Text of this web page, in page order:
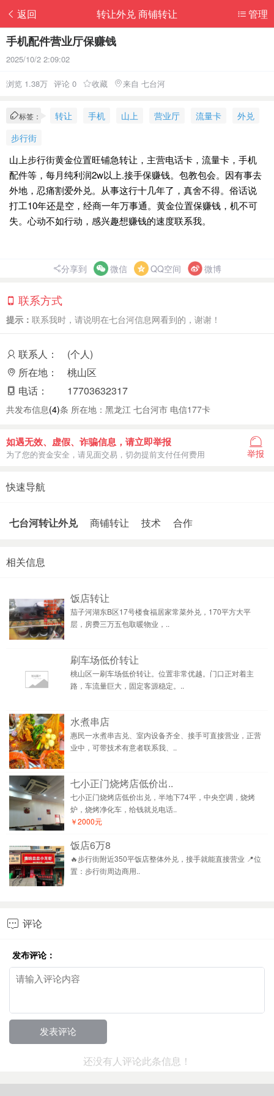
返回 管理
转让外兑 商铺转让
手机配件营业厅保赚钱
2025/10/2 2:09:02
浏览 1.38万 评论 0 收藏 来自 七台河
标签： 转让 手机 山上 营业厅 流量卡
外兑
步行街
山上步行街黄金位置旺铺急转让，主营电话卡，流量卡，手机
配件等，每月纯利润2w以上.接手保赚钱。包教包会。因有事去
外地，忍痛割爱外兑。从事这行十几年了，真舍不得。俗话说
打工10年还是空，经商一年万事通。黄金位置保赚钱，机不可
失。心动不如行动，感兴趣想赚钱的速度联系我。
分享到 微信 QQ空间 微博
联系方式
提示： 联系我时，请说明在七台河信息网看到的，谢谢！
联系人：
(个人)
所在地：
桃山区
电话：
17703632317
共发布信息(4)条 所在地：黑龙江 七台河市 电信177卡
如遇无效、虚假、诈骗信息，请立即举报
为了您的资金安全，请见面交易，切勿提前支付任何费用 举报
快速导航
七台河转让外兑 商铺转让 技术 合作
相关信息
饭店转让
茄子河湖东B区17号楼食福居家常菜外兑，170平方大平
层，房费三万五包取暖物业，..
刷车场低价转让
桃山区一刷车场低价转让。位置非常优越。门口正对着主
路，车流量巨大，固定客源稳定。..
水煮串店
惠民一水煮串吉兑、室内设备齐全、接手可直接营业，正营
业中，可带技术有意者联系我、..
七小正门烧烤店低价出..
七小正门烧烤店低价出兑，半地下74平，中央空调，烧烤
炉，烧烤净化车，给钱就兑电话..
￥2000元
饭店6万8
🔥步行街附近350平饭店整体外兑，接手就能直接营业 📍位
置：步行街周边商用..
 评论
发布评论：
还没有人评论此条信息！